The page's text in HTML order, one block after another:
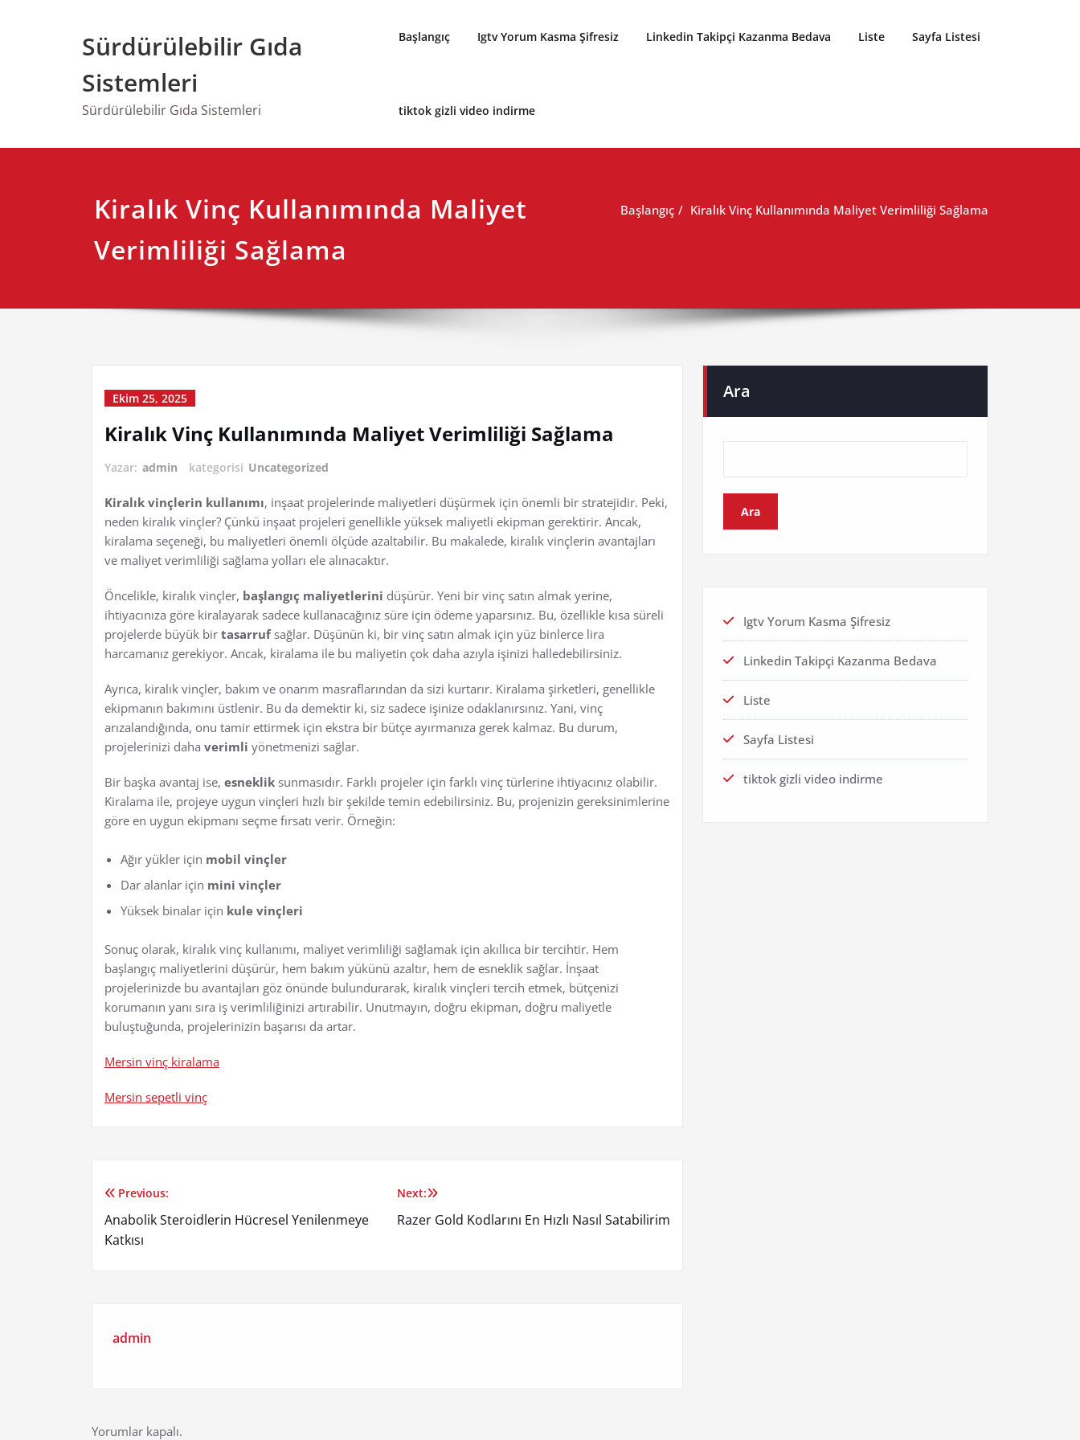
Sürdürülebilir Gıda
Sistemleri
Sürdürülebilir Gıda Sistemleri
Başlangıç Igtv Yorum Kasma Şifresiz Linkedin Takipçi Kazanma Bedava Liste Sayfa Listesi
tiktok gizli video indirme
Kiralık Vinç Kullanımında Maliyet
Verimliliği Sağlama
Başlangıç Kiralık Vinç Kullanımında Maliyet Verimliliği Sağlama
Ekim 25, 2025
Kiralık Vinç Kullanımında Maliyet Verimliliği Sağlama
Yazar: admin kategorisi Uncategorized
Kiralık vinçlerin kullanımı, inşaat projelerinde maliyetleri düşürmek için önemli bir stratejidir. Peki,
neden kiralık vinçler? Çünkü inşaat projeleri genellikle yüksek maliyetli ekipman gerektirir. Ancak,
kiralama seçeneği, bu maliyetleri önemli ölçüde azaltabilir. Bu makalede, kiralık vinçlerin avantajları
ve maliyet verimliliği sağlama yolları ele alınacaktır.
Öncelikle, kiralık vinçler, başlangıç maliyetlerini düşürür. Yeni bir vinç satın almak yerine,
ihtiyacınıza göre kiralayarak sadece kullanacağınız süre için ödeme yaparsınız. Bu, özellikle kısa süreli
projelerde büyük bir tasarrufsağlar. Düşünün ki, bir vinç satın almak için yüz binlerce lira
harcamanız gerekiyor. Ancak, kiralama ile bu maliyetin çok daha azıyla işinizi halledebilirsiniz.
Ayrıca, kiralık vinçler, bakım ve onarım masraflarından da sizi kurtarır. Kiralama şirketleri, genellikle
ekipmanın bakımını üstlenir. Bu da demektir ki, siz sadece işinize odaklanırsınız. Yani, vinç
arızalandığında, onu tamir ettirmek için ekstra bir bütçe ayırmanıza gerek kalmaz. Bu durum,
projelerinizi daha verimli yönetmenizi sağlar.
Bir başka avantaj ise, esneklik sunmasıdır. Farklı projeler için farklı vinç türlerine ihtiyacınız olabilir.
Kiralama ile, projeye uygun vinçleri hızlı bir şekilde temin edebilirsiniz. Bu, projenizin gereksinimlerine
göre en uygun ekipmanı seçme fırsatı verir. Örneğin:
Ağır yükler için mobil vinçler
Dar alanlar için mini vinçler
Yüksek binalar için kule vinçleri
Sonuç olarak, kiralık vinç kullanımı, maliyet verimliliği sağlamak için akıllıca bir tercihtir. Hem
başlangıç maliyetlerini düşürür, hem bakım yükünü azaltır, hem de esneklik sağlar. İnşaat
projelerinizde bu avantajları göz önünde bulundurarak, kiralık vinçleri tercih etmek, bütçenizi
korumanın yanı sıra iş verimliliğinizi artırabilir. Unutmayın, doğru ekipman, doğru maliyetle
buluştuğunda, projelerinizin başarısı da artar.
Mersin vinç kiralama
Mersin sepetli vinç
Yazı
gezinmesi
Previous:
Anabolik Steroidlerin Hücresel Yenilenmeye
Katkısı
Next:
Razer Gold Kodlarını En Hızlı Nasıl Satabilirim
admin
Yorumlar kapalı.
Ara
Ara
Igtv Yorum Kasma Şifresiz
Linkedin Takipçi Kazanma Bedava
Liste
Sayfa Listesi
tiktok gizli video indirme